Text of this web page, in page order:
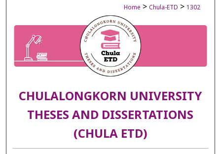
Home > Chula-ETD > 1302
CHULALONGKORN UNIVERSITY
THESES AND DISSERTATIONS
(CHULA ETD)